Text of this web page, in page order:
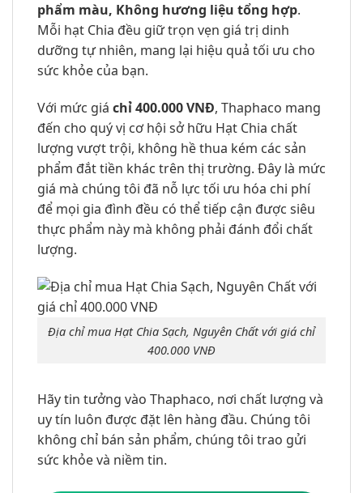
phẩm màu, Không hương liệu tổng hợp.
Mỗi hạt Chia đều giữ trọn vẹn giá trị dinh
dưỡng tự nhiên, mang lại hiệu quả tối ưu cho
sức khỏe của bạn.
Với mức giá chỉ 400.000 VNĐ, Thaphaco mang
đến cho quý vị cơ hội sở hữu Hạt Chia chất
lượng vượt trội, không hề thua kém các sản
phẩm đắt tiền khác trên thị trường. Đây là mức
giá mà chúng tôi đã nỗ lực tối ưu hóa chi phí
để mọi gia đình đều có thể tiếp cận được siêu
thực phẩm này mà không phải đánh đổi chất
lượng.
Địa chỉ mua Hạt Chia Sạch, Nguyên Chất với giá chỉ
400.000 VNĐ
Hãy tin tưởng vào Thaphaco, nơi chất lượng và
uy tín luôn được đặt lên hàng đầu. Chúng tôi
không chỉ bán sản phẩm, chúng tôi trao gửi
sức khỏe và niềm tin.